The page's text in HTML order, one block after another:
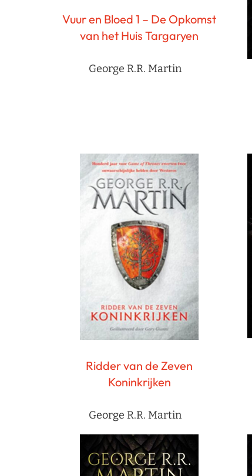
Vuur en Bloed 1 – De Opkomst
van het Huis Targaryen
George R.R. Martin
Ridder van de Zeven
Koninkrijken
George R.R. Martin